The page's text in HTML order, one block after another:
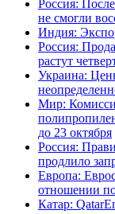
Россия:
не смогли
Индия:
Россия:
растут
Украина:
Мир:
до 23 октября
Россия:
продлило
Европа:
отношении
Катар: